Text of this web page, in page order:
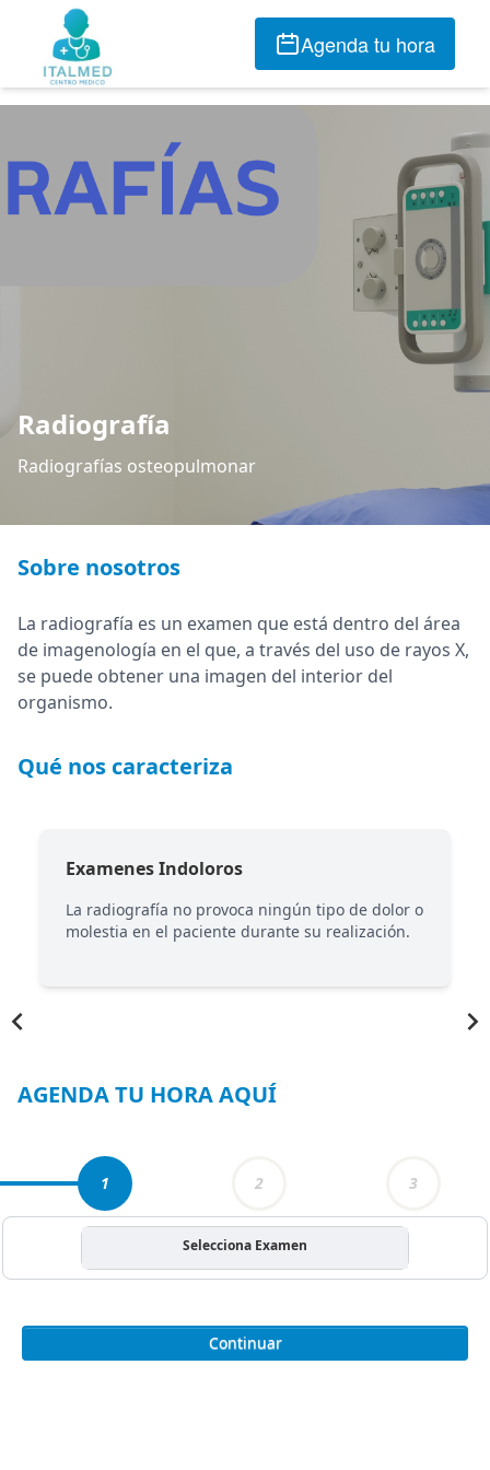
Agenda tu hora
Radiografía
Radiografías osteopulmonar
Sobre nosotros
La radiografía es un examen que está dentro del área
de imagenología en el que, a través del uso de rayos X,
se puede obtener una imagen del interior del
organismo.
Qué nos caracteriza
Examenes Indoloros
La radiografía no provoca ningún tipo de dolor o
molestia en el paciente durante su realización.
AGENDA TU HORA AQUÍ
1 2 3
Selecciona Examen
Continuar